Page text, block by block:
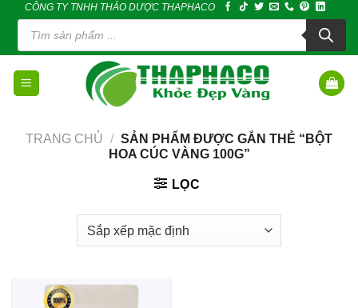
content
CÔNG TY TNHH THẢO DƯỢC THAPHACO
Tìm
kiếm
phẩm
TRANG CHỦ / SẢN PHẨM ĐƯỢC GẮN THẺ “BỘT
HOA CÚC VÀNG 100G”
LỌC